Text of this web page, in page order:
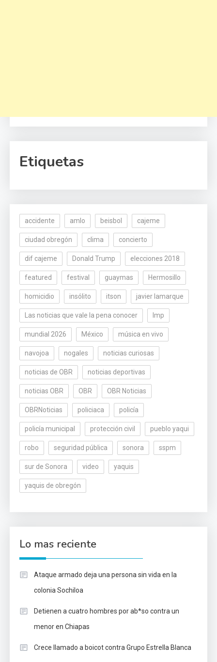
Etiquetas
accidente amlo beisbol cajeme
ciudad obregón clima concierto
dif cajeme Donald Trump elecciones 2018
featured festival guaymas Hermosillo
homicidio insólito itson javier lamarque
Las noticias que vale la pena conocer lmp
mundial 2026 México música en vivo
navojoa nogales noticias curiosas
noticias de OBR noticias deportivas
noticias OBR OBR OBR Noticias
OBRNoticias policiaca policía
policía municipal protección civil pueblo yaqui
robo seguridad pública sonora sspm
sur de Sonora video yaquis
yaquis de obregón
Lo mas reciente
Ataque armado deja una persona sin vida en la
colonia Sochiloa
Detienen a cuatro hombres por ab*so contra un
menor en Chiapas
Crece llamado a boicot contra Grupo Estrella Blanca